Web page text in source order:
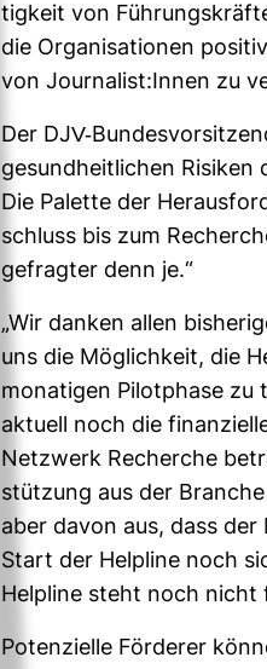
tig­keit von
die Orga­ni­sa­tionen
von Jour­na­list:Innen zu
Der DJV-​
gesund­heit­li­chen Risiken
Die Palette der
schluss bis zum
gefragter denn je.“
„Wir danken allen
uns die Mög­lich­keit, die
mo­na­tigen Pilot­phase zu
aktuell noch die
Netz­werk Recherche
stüt­zung aus der
aber davon aus, dass
Start der Hel­pline noch
Hel­pline steht noch nicht
Poten­zi­elle För­derer